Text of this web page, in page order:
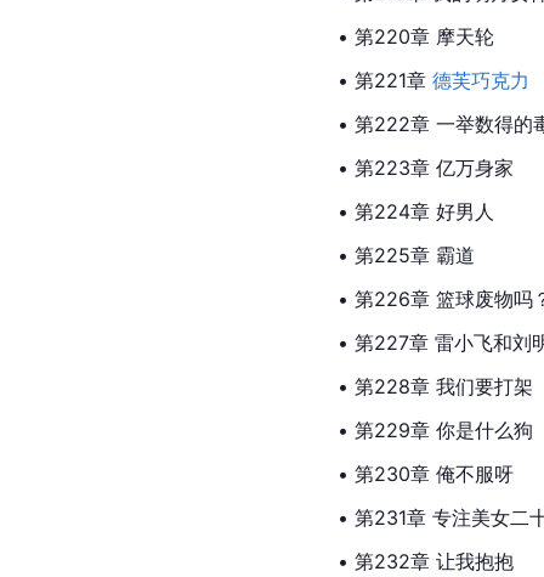
• 第220章 摩天轮
• 第221章 德芙巧克力
• 第222章 一举数得的
• 第223章 亿万身家
• 第224章 好男人
• 第225章 霸道
• 第226章 篮球废物吗
• 第227章 雷小飞和刘
• 第228章 我们要打架
• 第229章 你是什么狗
• 第230章 俺不服呀
• 第231章 专注美女二
• 第232章 让我抱抱